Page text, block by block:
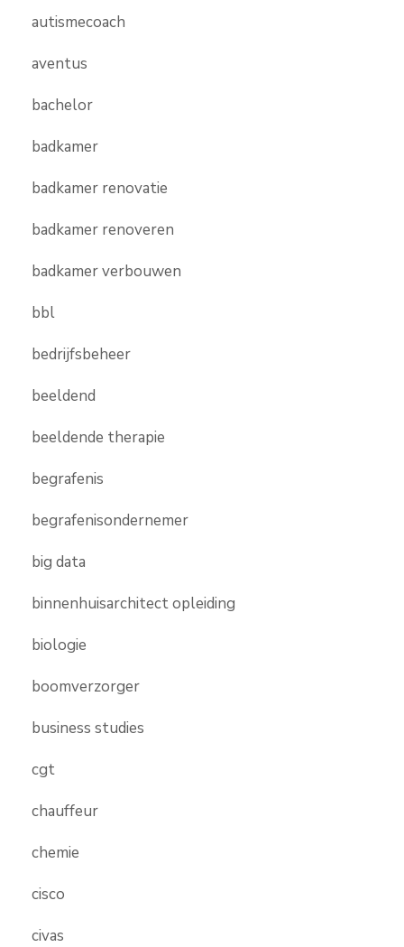
autismecoach
aventus
bachelor
badkamer
badkamer renovatie
badkamer renoveren
badkamer verbouwen
bbl
bedrijfsbeheer
beeldend
beeldende therapie
begrafenis
begrafenisondernemer
big data
binnenhuisarchitect opleiding
biologie
boomverzorger
business studies
cgt
chauffeur
chemie
cisco
civas